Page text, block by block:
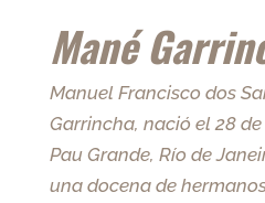
Mané
Manuel Francisco dos
Garrincha, nació el 28
Pau Grande, Río de
una docena de